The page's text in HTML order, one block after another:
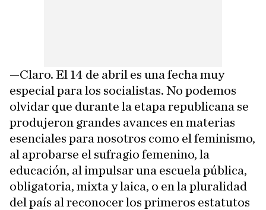
—Claro. El 14 de abril es una fecha muy
especial para los socialistas. No podemos
olvidar que durante la etapa republicana se
produjeron grandes avances en materias
esenciales para nosotros como el feminismo,
al aprobarse el sufragio femenino, la
educación, al impulsar una escuela pública,
obligatoria, mixta y laica, o en la pluralidad
del país al reconocer los primeros estatutos